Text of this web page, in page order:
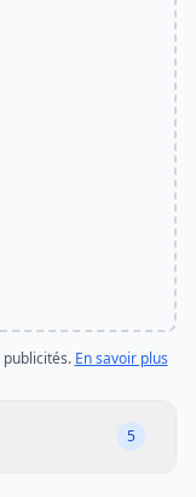
publicités. En savoir plus
5